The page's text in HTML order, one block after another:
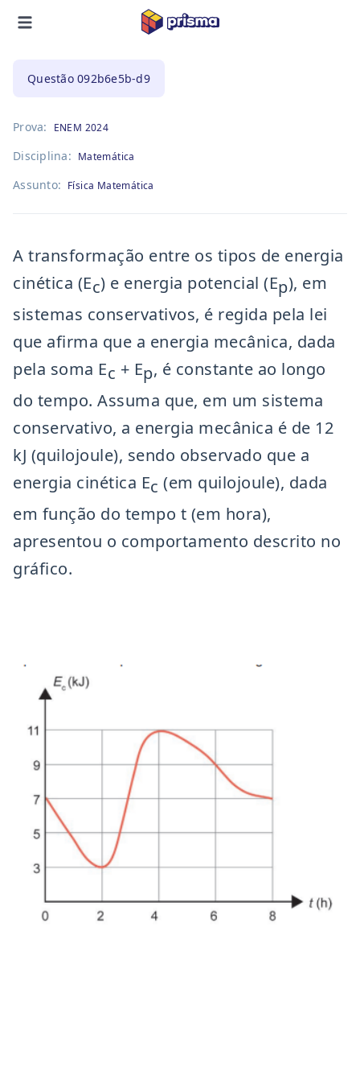
Questão 092b6e5b-d9
Prova: ENEM 2024
Disciplina: Matemática
Assunto: Física Matemática
A transformação entre os tipos de energia
cinética (Ec) e energia potencial (Ep), em
sistemas conservativos, é regida pela lei
que afirma que a energia mecânica, dada
pela soma Ec + Ep, é constante ao longo
do tempo. Assuma que, em um sistema
conservativo, a energia mecânica é de 12
kJ (quilojoule), sendo observado que a
energia cinética Ec (em quilojoule), dada
em função do tempo t (em hora),
apresentou o comportamento descrito no
gráfico.